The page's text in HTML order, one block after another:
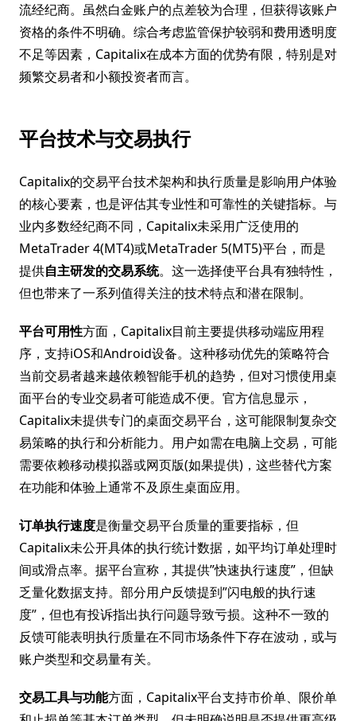
流经纪商。虽然白金账户的点差较为合理，但获得该账户
资格的条件不明确。综合考虑监管保护较弱和费用透明度
不足等因素，Capitalix在成本方面的优势有限，特别是对
频繁交易者和小额投资者而言。
平台技术与交易执行
Capitalix的交易平台技术架构和执行质量是影响用户体验
的核心要素，也是评估其专业性和可靠性的关键指标。与
业内多数经纪商不同，Capitalix未采用广泛使用的
MetaTrader 4(MT4)或MetaTrader 5(MT5)平台，而是
提供自主研发的交易系统。这一选择使平台具有独特性，
但也带来了一系列值得关注的技术特点和潜在限制。
平台可用性方面，Capitalix目前主要提供移动端应用程
序，支持iOS和Android设备。这种移动优先的策略符合
当前交易者越来越依赖智能手机的趋势，但对习惯使用桌
面平台的专业交易者可能造成不便。官方信息显示，
Capitalix未提供专门的桌面交易平台，这可能限制复杂交
易策略的执行和分析能力。用户如需在电脑上交易，可能
需要依赖移动模拟器或网页版(如果提供)，这些替代方案
在功能和体验上通常不及原生桌面应用。
订单执行速度是衡量交易平台质量的重要指标，但
Capitalix未公开具体的执行统计数据，如平均订单处理时
间或滑点率。据平台宣称，其提供”快速执行速度”，但缺
乏量化数据支持。部分用户反馈提到”闪电般的执行速
度”，但也有投诉指出执行问题导致亏损。这种不一致的
反馈可能表明执行质量在不同市场条件下存在波动，或与
账户类型和交易量有关。
交易工具与功能方面，Capitalix平台支持市价单、限价单